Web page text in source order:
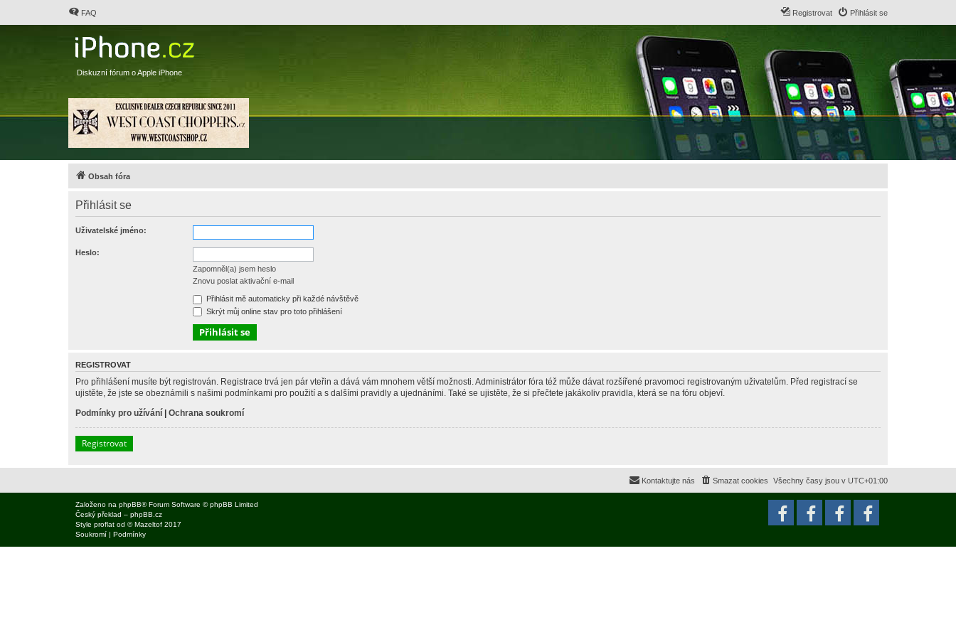
FAQ Přihlásit se
Registrovat
Diskuzní fórum o Apple iPhone
Obsah fóra
Přihlásit se
Uživatelské jméno:
Heslo:
Zapomněl(a) jsem heslo
Znovu poslat aktivační e-mail
Přihlásit mě automaticky při každé návštěvě
Skrýt můj online stav pro toto přihlášení
REGISTROVAT
Pro přihlášení musíte být registrován. Registrace trvá jen pár vteřin a dává vám mnohem větší možnosti. Administrátor fóra též může dávat rozšířené pravomoci registrovaným uživatelům. Před registrací se
ujistěte, že jste se obeznámili s našimi podmínkami pro použití a s dalšími pravidly a ujednáními. Také se ujistěte, že si přečtete jakákoliv pravidla, která se na fóru objeví.
Podmínky pro užívání | Ochrana soukromí
Registrovat
Všechny časy jsou v UTC+01:00
Smazat cookies
Kontaktujte nás
Založeno na phpBB® Forum Software © phpBB Limited
Český překlad – phpBB.cz
Style proflat od ©Mazeltof 2017
Soukromí | Podmínky